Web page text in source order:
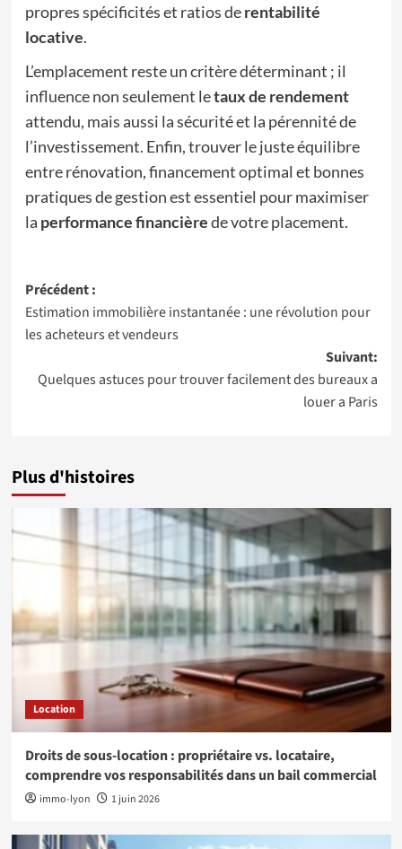
propres spécificités et ratios derentabilité
locative.
L’emplacement reste un critère déterminant ; il
influence non seulement letaux de rendement
attendu, mais aussi la sécurité et la pérennité de
l’investissement. Enfin, trouver le juste équilibre
entre rénovation, financement optimal et bonnes
pratiques de gestion est essentiel pour maximiser
la performance financièrede votre placement.
Navigation
d’article
Précédent :
Estimation immobilière instantanée : une révolution pour
les acheteurs et vendeurs
Suivant:
Quelques astuces pour trouver facilement des bureaux a
louer a Paris
Plus d'histoires
Location
Droits de sous-location : propriétaire vs. locataire,
comprendre vos responsabilités dans un bail commercial
immo-lyon 1 juin 2026